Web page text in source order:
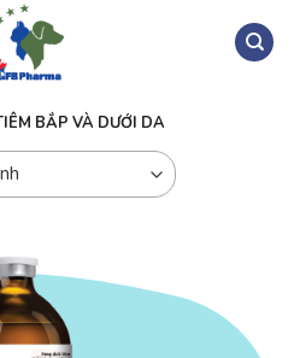
Tìm
BẮP VÀ DƯỚI DA